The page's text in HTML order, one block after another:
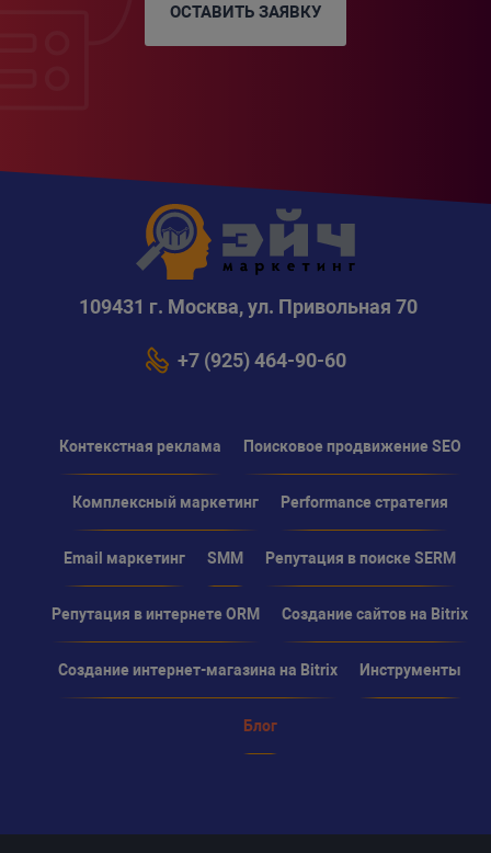
ОСТАВИТЬ ЗАЯВКУ
109431 г. Москва, ул. Привольная 70
+7 (925) 464-90-60
Контекстная реклама Поисковое продвижение SEO
Комплексный маркетинг Performance стратегия
Email маркетинг SMM Репутация в поиске SERM
Репутация в интернете ORM Создание сайтов на Bitrix
Создание интернет-магазина на Bitrix Инструменты
Блог